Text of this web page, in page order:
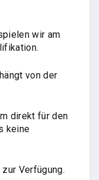
wir am
von der
direkt für den
keine
Verfügung.